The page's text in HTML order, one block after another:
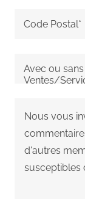
Code Postal*
Avec ou
Ventes/